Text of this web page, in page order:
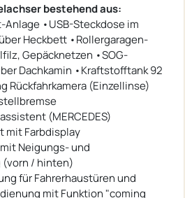
bestehend aus:
Anlage •USB-Steckdose im
Heckbett •Rollergaragen-
Gepäcknetzen •SOG-
Dachkamin •Kraftstofftank 92
Rückfahrkamera (Einzellinse)
(MERCEDES)
mit Farbdisplay
Neigungs- und
/ hinten)
für Fahrerhaustüren und
mit Funktion "coming